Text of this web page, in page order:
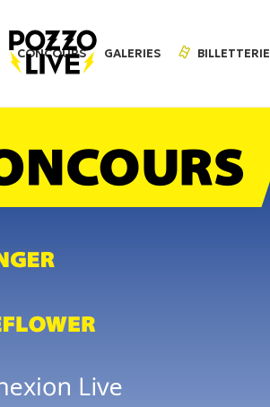
CONCOURS GALERIES BILLETTERIE